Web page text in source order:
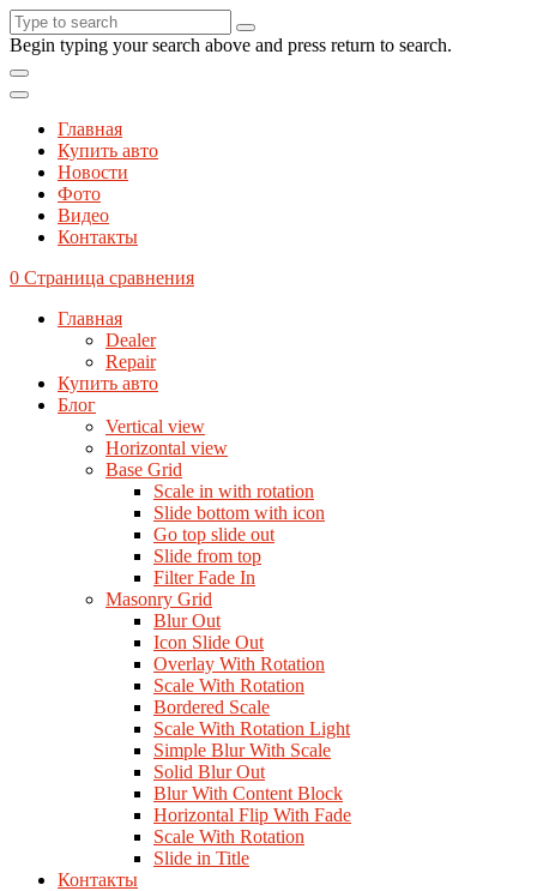
Begin typing your search above and press return to search.
Главная
Купить авто
Новости
Фото
Видео
Контакты
0 Страница сравнения
Главная
Dealer
Repair
Купить авто
Блог
Vertical view
Horizontal view
Base Grid
Scale in with rotation
Slide bottom with icon
Go top slide out
Slide from top
Filter Fade In
Masonry Grid
Blur Out
Icon Slide Out
Overlay With Rotation
Scale With Rotation
Bordered Scale
Scale With Rotation Light
Simple Blur With Scale
Solid Blur Out
Blur With Content Block
Horizontal Flip With Fade
Scale With Rotation
Slide in Title
Контакты